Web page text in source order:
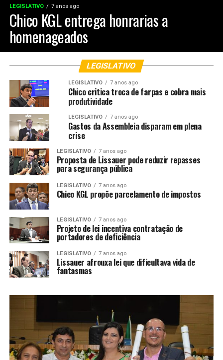
LEGISLATIVO 7 anos ago
Chico KGL entrega honrarias a
homenageados
LEGISLATIVO
LEGISLATIVO 7 anos ago
Chico critica troca de farpas e cobra mais
produtividade
LEGISLATIVO 7 anos ago
Gastos da Assembleia disparam em plena
crise
LEGISLATIVO 7 anos ago
Proposta de Lissauer pode reduzir repasses
para segurança pública
LEGISLATIVO 7 anos ago
Chico KGL propõe parcelamento de impostos
LEGISLATIVO 7 anos ago
Projeto de lei incentiva contratação de
portadores de deficiência
LEGISLATIVO 7 anos ago
Lissauer afrouxa lei que dificultava vida de
fantasmas